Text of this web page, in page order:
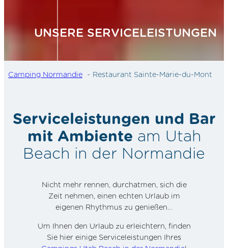
UNSERE SERVICELEISTUNGEN
Camping Normandie Restaurant Sainte-Marie-du-Mont
Serviceleistungen und Bar
mit Ambiente am Utah
Beach in der Normandie
Nicht mehr rennen, durchatmen, sich die
Zeit nehmen, einen echten Urlaub im
eigenen Rhythmus zu genießen…
Um Ihnen den Urlaub zu erleichtern, finden
Sie hier einige Serviceleistungen Ihres